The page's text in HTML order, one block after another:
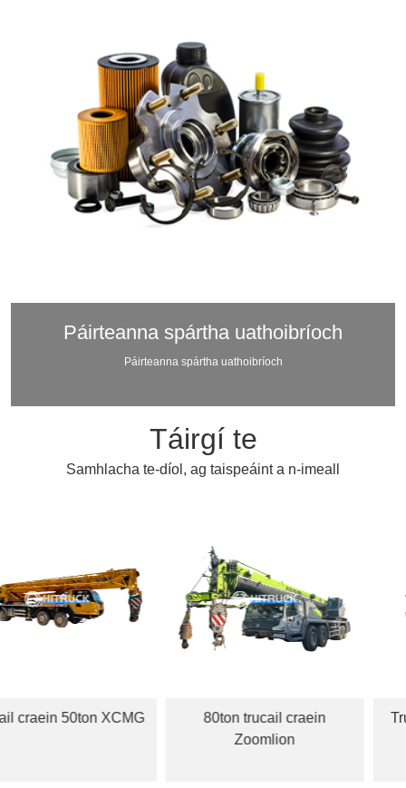
Páirteanna spártha uathoibríoch
Páirteanna spártha uathoibríoch
Táirgí te
Samhlacha te-díol, ag taispeáint a n-imeall
XCMG
80ton trucail craein
Trucail craein